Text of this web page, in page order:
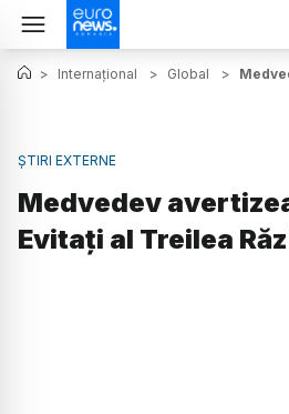
> Internațional > Global >
ȘTIRI EXTERNE
Medvedev
Evitaţi al Treilea